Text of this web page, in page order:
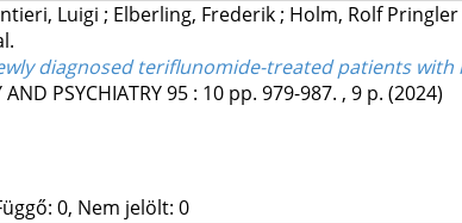
Luigi ; Elberling, Frederik; Holm, Rolf Pringler
diagnosed teriflunomide-treated patients
AND PSYCHIATRY95: 10 pp. 979-987. , 9 p. (2024)
0, Nem jelölt: 0